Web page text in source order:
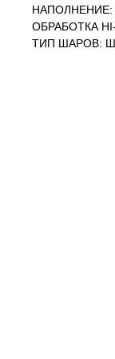
НАПОЛНЕНИЕ:
ОБРАБОТКА
ТИП ШАРОВ: